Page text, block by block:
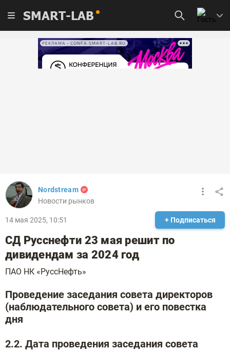
SMART-LAB
РЕКЛАМА • CONFA.SMART-LAB.RU
Nordstream
Новости рынков
14 мая 2025, 10:51 + Подписаться
СД Русснефти 23 мая решит по
дивидендам за 2024 год
ПАО НК «РуссНефть»
Проведение заседания совета директоров
(наблюдательного совета) и его повестка
дня
2.2. Дата проведения заседания совета